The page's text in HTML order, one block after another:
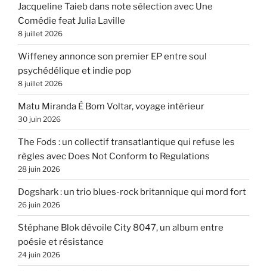
Jacqueline Taieb dans note sélection avec Une
Comédie feat Julia Laville
8 juillet 2026
Wiffeney annonce son premier EP entre soul
psychédélique et indie pop
8 juillet 2026
Matu Miranda É Bom Voltar, voyage intérieur
30 juin 2026
The Fods : un collectif transatlantique qui refuse les
règles avec Does Not Conform to Regulations
28 juin 2026
Dogshark : un trio blues-rock britannique qui mord fort
26 juin 2026
Stéphane Blok dévoile City 8047, un album entre
poésie et résistance
24 juin 2026